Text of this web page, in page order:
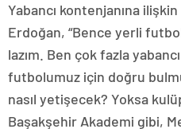
Yabancı kontenjanına
Erdoğan, “Bence yerli
lazım. Ben çok fazla
futbolumuz için doğru
nasıl yetişecek? Yoksa
Başakşehir Akademi gibi,